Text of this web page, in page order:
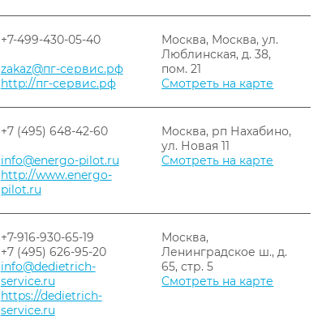
+7-499-430-05-40
zakaz@пг-сервис.рф
http://пг-сервис.рф
Москва, Москва, ул.
Люблинская, д. 38,
пом. 21
Смотреть на карте
+7 (495) 648-42-60
info@energo-pilot.ru
http://www.energo-
pilot.ru
Москва, рп Нахабино,
ул. Новая 11
Смотреть на карте
+7-916-930-65-19
+7 (495) 626-95-20
info@dedietrich-
service.ru
https://dedietrich-
service.ru
Москва,
Ленинградское ш., д.
65, стр. 5
Смотреть на карте